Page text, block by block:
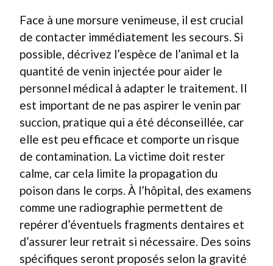
Face à une morsure venimeuse, il est crucial
de contacter immédiatement les secours. Si
possible, décrivez l’espèce de l’animal et la
quantité de venin injectée pour aider le
personnel médical à adapter le traitement. Il
est important de ne pas aspirer le venin par
succion, pratique qui a été déconseillée, car
elle est peu efficace et comporte un risque
de contamination. La victime doit rester
calme, car cela limite la propagation du
poison dans le corps. À l’hôpital, des examens
comme une radiographie permettent de
repérer d’éventuels fragments dentaires et
d’assurer leur retrait si nécessaire. Des soins
spécifiques seront proposés selon la gravité